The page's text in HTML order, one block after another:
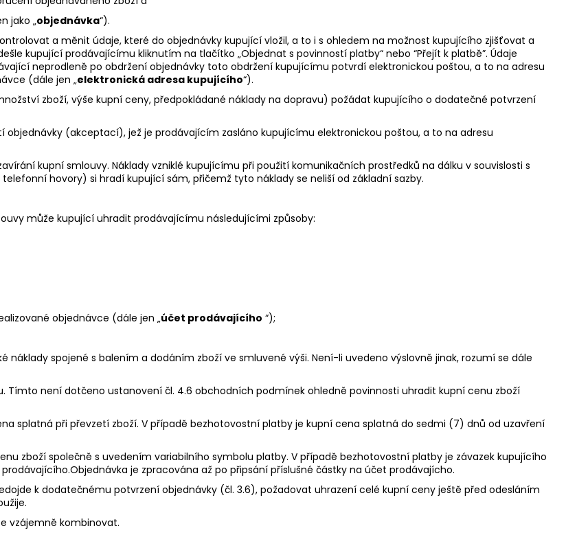
jako „objednávka“).
a měnit údaje, které do objednávky kupující vložil, a to i s ohledem na možnost kupujícího zjišťovat a
kupující prodávajícímu kliknutím na tlačítko „Objednat s povinností platby“ nebo “Přejít k platbě”. Údaje
neprodleně po obdržení objednávky toto obdržení kupujícímu potvrdí elektronickou poštou, a to na adresu
(dále jen „elektronická adresa kupujícího“).
zboží, výše kupní ceny, předpokládané náklady na dopravu) požádat kupujícího o dodatečné potvrzení
(akceptací), jež je prodávajícím zasláno kupujícímu elektronickou poštou, a to na adresu
kupní smlouvy. Náklady vzniklé kupujícímu při použití komunikačních prostředků na dálku v souvislosti s
hovory) si hradí kupující sám, přičemž tyto náklady se neliší od základní sazby.
může kupující uhradit prodávajícímu následujícími způsoby:
objednávce (dále jen „účet prodávajícího “);
spojené s balením a dodáním zboží ve smluvené výši. Není-li uvedeno výslovně jinak, rozumí se dále
Tímto není dotčeno ustanovení čl. 4.6 obchodních podmínek ohledně povinnosti uhradit kupní cenu zboží
splatná při převzetí zboží. V případě bezhotovostní platby je kupní cena splatná do sedmi (7) dnů od uzavření
zboží společně s uvedením variabilního symbolu platby. V případě bezhotovostní platby je závazek kupujícího
je zpracována až po připsání příslušné částky na účet prodávajícho.
k dodatečnému potvrzení objednávky (čl. 3.6), požadovat uhrazení celé kupní ceny ještě před odesláním
vzájemně kombinovat.